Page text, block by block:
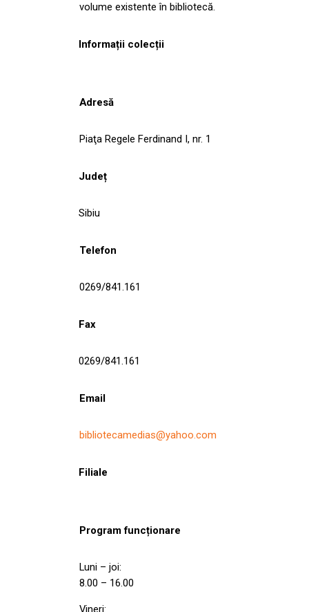
volume existente în bibliotecă.
Informații colecții
Adresă
Piaţa Regele Ferdinand I, nr. 1
Județ
Sibiu
Telefon
0269/841.161
Fax
0269/841.161
Email
bibliotecamedias@yahoo.com
Filiale
Program funcționare
Luni – joi:
8.00 – 16.00
Vineri: